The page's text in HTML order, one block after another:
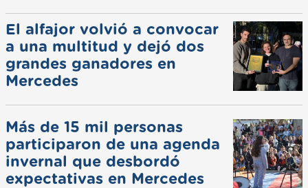
El alfajor volvió a convocar
a una multitud y dejó dos
grandes ganadores en
Mercedes
Más de 15 mil personas
participaron de una agenda
invernal que desbordó
expectativas en Mercedes